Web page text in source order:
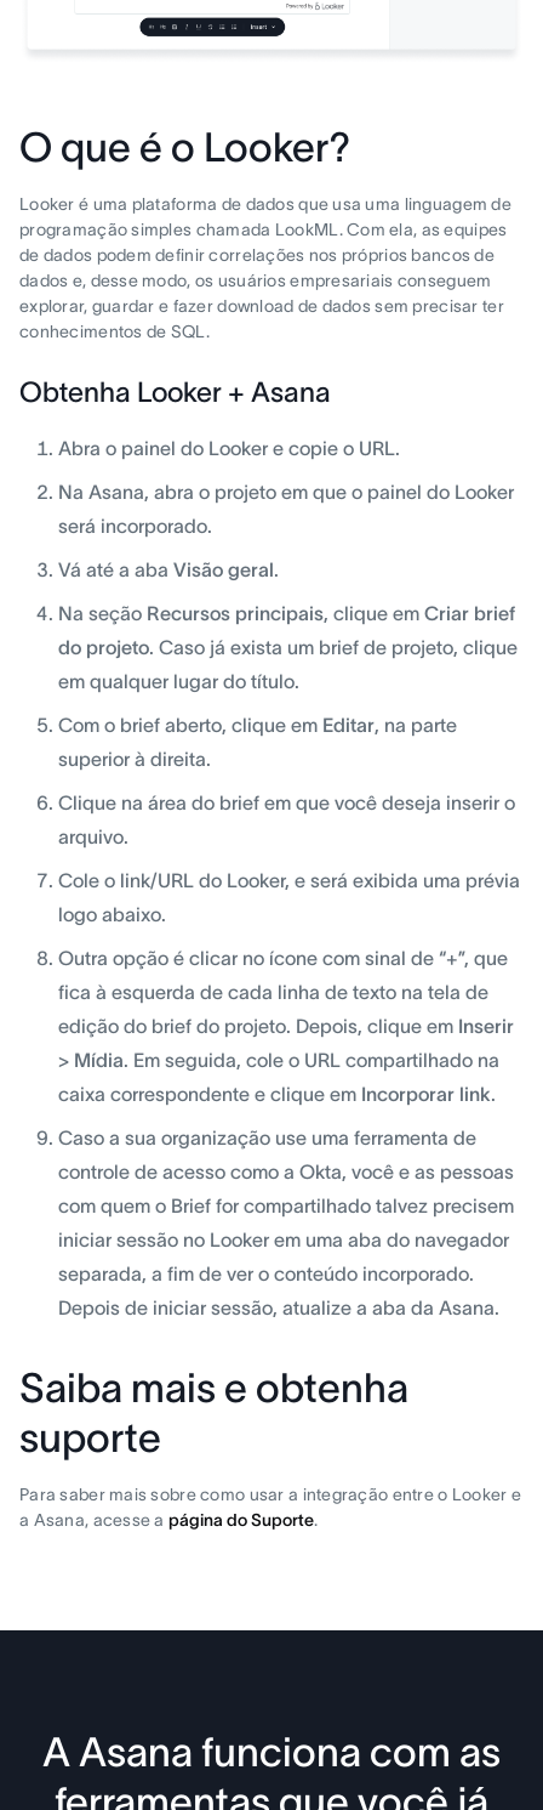
O que é o Looker?
Looker é uma plataforma de dados que usa uma linguagem de
programação simples chamada LookML. Com ela, as equipes
de dados podem definir correlações nos próprios bancos de
dados e, desse modo, os usuários empresariais conseguem
explorar, guardar e fazer download de dados sem precisar ter
conhecimentos de SQL.
Obtenha Looker + Asana
Abra o painel do Looker e copie o URL.
Na Asana, abra o projeto em que o painel do Looker
será incorporado.
Vá até a aba Visão geral.
Na seção Recursos principais, clique em Criar brief
do projeto. Caso já exista um brief de projeto, clique
em qualquer lugar do título.
Com o brief aberto, clique em Editar, na parte
superior à direita.
Clique na área do brief em que você deseja inserir o
arquivo.
Cole o link/URL do Looker, e será exibida uma prévia
logo abaixo.
Outra opção é clicar no ícone com sinal de “+”, que
fica à esquerda de cada linha de texto na tela de
edição do brief do projeto. Depois, clique em Inserir
> Mídia. Em seguida, cole o URL compartilhado na
caixa correspondente e clique em Incorporar link.
Caso a sua organização use uma ferramenta de
controle de acesso como a Okta, você e as pessoas
com quem o Brief for compartilhado talvez precisem
iniciar sessão no Looker em uma aba do navegador
separada, a fim de ver o conteúdo incorporado.
Depois de iniciar sessão, atualize a aba da Asana.
Saiba mais e obtenha
suporte
Para saber mais sobre como usar a integração entre o Looker e
a Asana, acesse apágina do Suporte.
A Asana funciona com as